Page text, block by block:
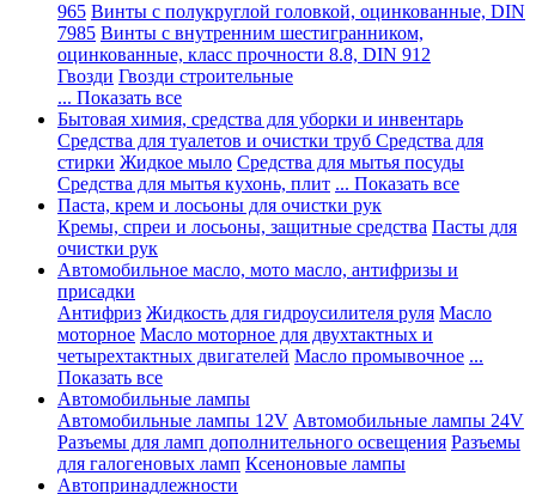
965 Винты с полукруглой головкой, оцинкованные, DIN
7985 Винты с внутренним шестигранником,
оцинкованные, класс прочности 8.8, DIN 912
Гвозди Гвозди строительные
... Показать все
Бытовая химия, средства для уборки и инвентарь
Средства для туалетов и очистки труб Средства для
стирки Жидкое мыло Средства для мытья посуды
Средства для мытья кухонь, плит ... Показать все
Паста, крем и лосьоны для очистки рук
Кремы, спреи и лосьоны, защитные средства Пасты для
очистки рук
Автомобильное масло, мото масло, антифризы и
присадки
Антифриз Жидкость для гидроусилителя руля Масло
моторное Масло моторное для двухтактных и
четырехтактных двигателей Масло промывочное ...
Показать все
Автомобильные лампы
Автомобильные лампы 12V Автомобильные лампы 24V
Разъемы для ламп дополнительного освещения Разъемы
для галогеновых ламп Ксеноновые лампы
Автопринадлежности